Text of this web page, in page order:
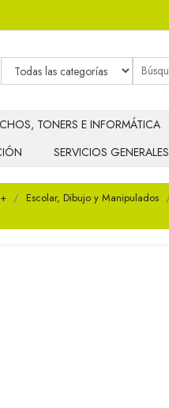
TONERS E INFORMÁTICA
SERVICIOS GENERALES
Escolar, Dibujo y Manipulados